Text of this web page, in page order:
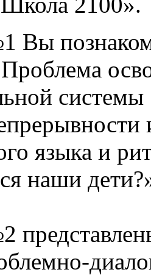
Вы
языка и
наши